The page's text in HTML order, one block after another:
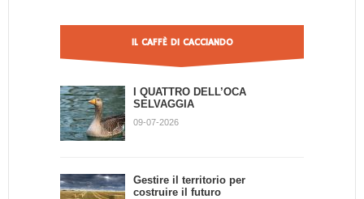
IL CAFFÈ DI CACCIANDO
I QUATTRO DELL’OCA
SELVAGGIA
09-07-2026
Gestire il territorio per
costruire il futuro